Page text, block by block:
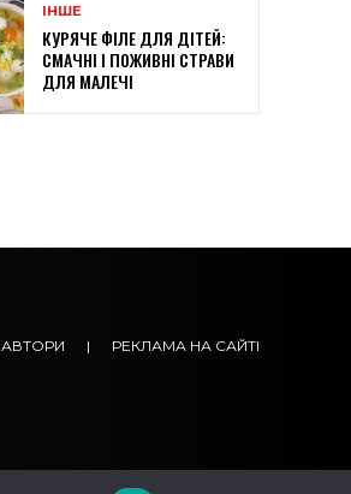
ІНШЕ
КУРЯЧЕ ФІЛЕ ДЛЯ ДІТЕЙ:
СМАЧНІ І ПОЖИВНІ СТРАВИ
ДЛЯ МАЛЕЧІ
АВТОРИ | РЕКЛАМА НА САЙТІ